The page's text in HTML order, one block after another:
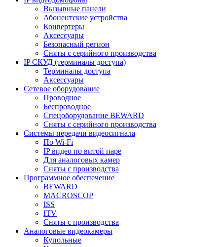
Вызывные панели
Абонентские устройства
Конвертеры
Аксессуары
Безопасный регион
Сняты с серийного производства
IP СКУД (терминалы доступа)
Терминалы доступа
Аксессуары
Сетевое оборудование
Проводное
Беспроводное
Спецоборудование BEWARD
Сняты с серийного производства
Системы передачи видеосигнала
По Wi-Fi
IP видео по витой паре
Для аналоговых камер
Сняты с производства
Программное обеспечение
BEWARD
MACROSCOP
ISS
ITV
Сняты с производства
Аналоговые видеокамеры
Купольные